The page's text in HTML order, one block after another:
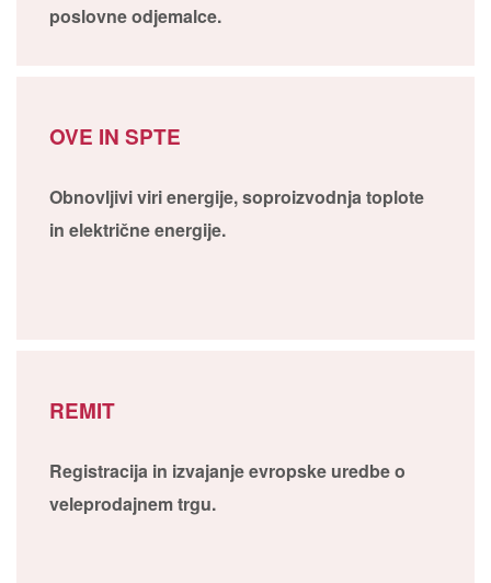
poslovne odjemalce.
OVE IN SPTE
Obnovljivi viri energije, soproizvodnja toplote
in električne energije.
REMIT
Registracija in izvajanje evropske uredbe o
veleprodajnem trgu.